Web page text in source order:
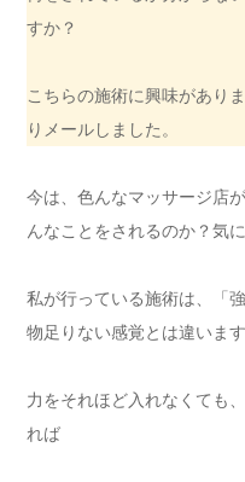
すか？
こちらの施術に興味があり
りメールしました。
今は、色んなマッサージ店
んなことをされるのか？気
私が行っている施術は、「
物足りない感覚とは違います
力をそれほど入れなくても
れば